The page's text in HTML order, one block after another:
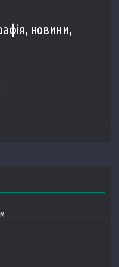
новини,